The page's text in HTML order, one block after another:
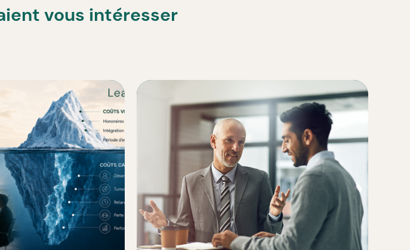
vous intéresser